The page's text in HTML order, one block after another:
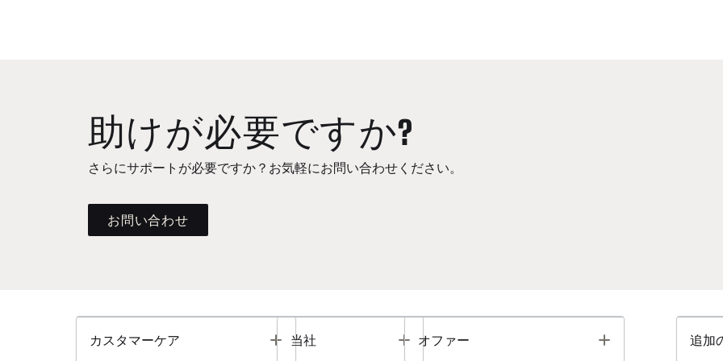
助けが必要ですか?
さらにサポートが必要ですか？お気軽にお問い合わせください。
お問い合わせ
カスタマーケア Toggle
当社 Toggle
オファー Toggle 追加